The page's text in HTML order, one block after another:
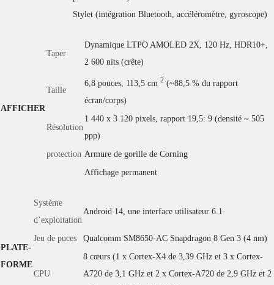
Stylet (intégration Bluetooth, accéléromètre, gyroscope)
AFFICHER
Taper
Dynamique LTPO AMOLED 2X, 120 Hz, HDR10+,
2 600 nits (crête)
Taille
6,8 pouces, 113,5 cm 2 (~88,5 % du rapport
écran/corps)
Résolution
1 440 x 3 120 pixels, rapport 19,5: 9 (densité ~ 505
ppp)
protection Armure de gorille de Corning
Affichage permanent
PLATE-
FORME
Système
d’exploitation
Android 14, une interface utilisateur 6.1
Jeu de puces Qualcomm SM8650-AC Snapdragon 8 Gen 3 (4 nm)
CPU
8 cœurs (1 x Cortex-X4 de 3,39 GHz et 3 x Cortex-
A720 de 3,1 GHz et 2 x Cortex-A720 de 2,9 GHz et 2